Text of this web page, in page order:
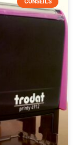
CONSEILS